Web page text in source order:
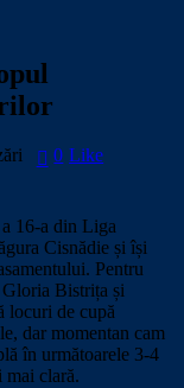
0 Like
16-a din Liga
Cisnădie și își
Pentru
Gloria Bistrița și
locuri de cupă
dar momentan cam
în următoarele 3-4
mai clară.